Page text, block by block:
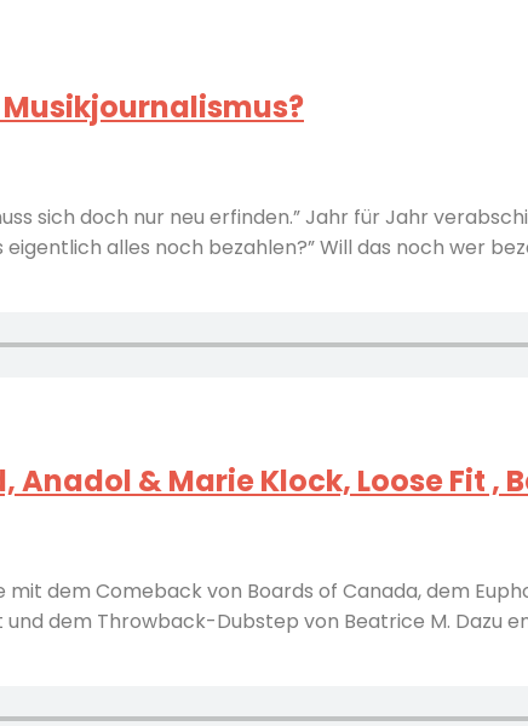
sich doch nur neu erfinden.” Jahr für Jahr
alles noch bezahlen?” Will das noch wer
& Marie Klock, Loose Fit ,
dem Comeback von Boards of Canada, dem
und dem Throwback-Dubstep von Beatrice M. Dazu